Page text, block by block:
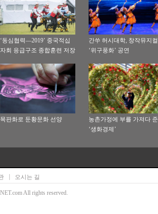
‘동심협력—2019’ 중국적십
자회 응급구조 종합훈련 저장
간쑤 허시대학, 창작뮤지컬
‘위구풍화’ 공연
목판화로 둔황문화 선양
농촌가정에 부를 가져다 준
‘생화경제’